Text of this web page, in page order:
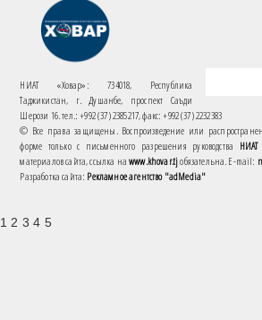
НИАТ «Ховар»: 734018, Республика
Таджикистан, г. Душанбе, проспект Саъди
Шерози 16. тел.: +992 (37) 2385217, факс: +992 (37) 2232383
© Все права защищены. Воспроизведение или
форме только с письменного разрешения руководства НИАТ
материалов сайта, ссылка наwww.khovar.tjобязательна. E-mail:
Разработка сайта: Рекламное агентство "adMedia"
1 2 3 4 5